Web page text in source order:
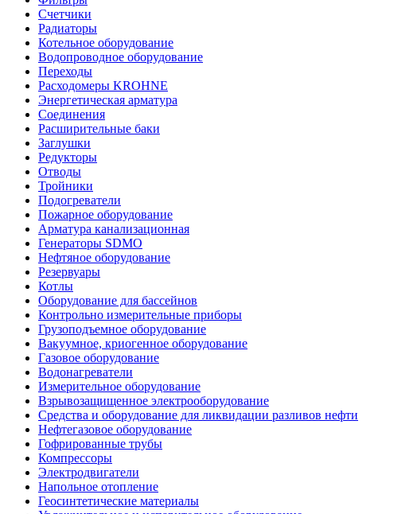
Счетчики
Радиаторы
Котельное оборудование
Водопроводное оборудование
Переходы
Расходомеры KROHNE
Энергетическая арматура
Соединения
Расширительные баки
Заглушки
Редукторы
Отводы
Тройники
Подогреватели
Пожарное оборудование
Арматура канализационная
Генераторы SDMO
Нефтяное оборудование
Резервуары
Котлы
Оборудование для бассейнов
Контрольно измерительные приборы
Грузоподъемное оборудование
Вакуумное, криогенное оборудование
Газовое оборудование
Водонагреватели
Измерительное оборудование
Взрывозащищенное электрооборудование
Средства и оборудование для ликвидации разливов нефти
Нефтегазовое оборудование
Гофрированные трубы
Компрессоры
Электродвигатели
Напольное отопление
Геосинтетические материалы